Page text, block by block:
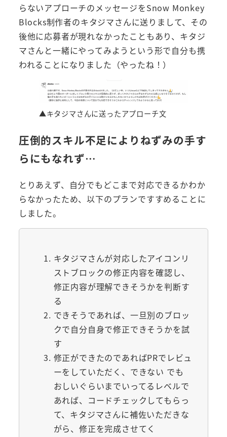
らないアプローチのメッセージをSnow Monkey
Blocks制作者のキタジマさんに送りまして、その
後他に応募者が現れなかったこともあり、キタジ
マさんと一緒にやってみようという形で自分も携
われることになりました（やったね！）
▲キタジマさんに送ったアプローチ文
圧倒的スキル不足によりねずみの手す
らにもなれず…
とりあえず、自分でもどこまで対応できるかわか
らなかったため、以下のプランですすめることに
しました。
キタジマさんが対応したアイコンリ
ストブロックの修正内容を確認し、
修正内容が理解できそうかを判断す
る
できそうであれば、一旦別のブロッ
クで自分自身で修正できそうかを試
す
修正ができたのであればPRでレビュ
ーをしていただく、できない でも
おしいぐらいまでいってるレベルで
あれば、コードチェックしてもらっ
て、キタジマさんに補佐いただきな
がら、修正を完成させてく